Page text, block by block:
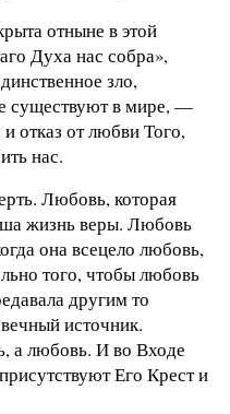
отныне в этой
Духа нас собра»,
зло,
существуют в мире, —
отказ от любви Того,
нас.
Любовь, которая
жизнь веры. Любовь
она всецело любовь,
того, чтобы любовь
другим то
источник.
а любовь. И во Входе
Его Крест и